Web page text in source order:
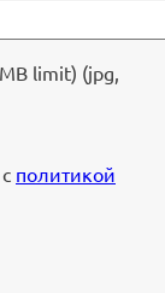
limit) (jpg,
политикой